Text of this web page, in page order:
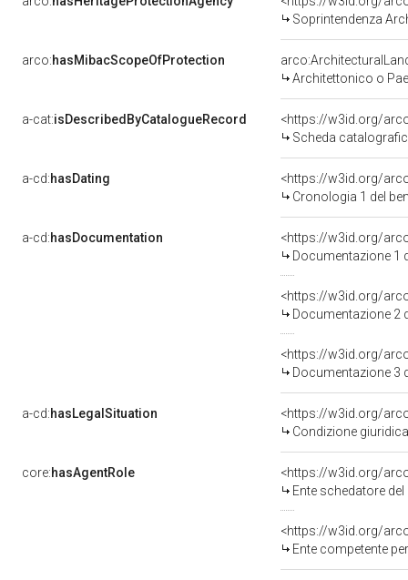
Soprintendenza
arco:hasMibacScopeOfProtection
Architettonico o
a-cat:isDescribedByCatalogueRecord
<https://w3id.org/
Scheda
a-cd:hasDating
<https://w3id.org/
Cronologia 1 del
a-cd:hasDocumentation
Documentazione 1
Documentazione 2
Documentazione 3
a-cd:hasLegalSituation
<https://w3id.org/
Condizione
core:hasAgentRole
<https://w3id.org/
Ente schedatore
<https://w3id.org/
Ente competente per tutela